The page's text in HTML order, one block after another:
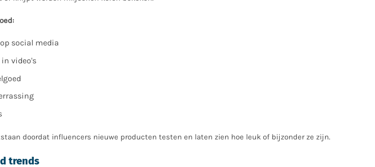
social media
video's
doordat influencers nieuwe producten testen en laten zien hoe leuk of bijzonder ze zijn.
trends